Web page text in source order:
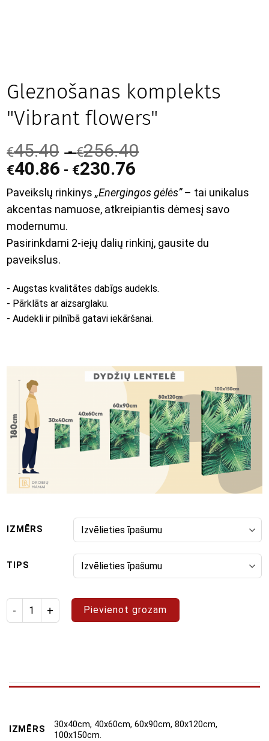
Gleznošanas komplekts
"Vibrant flowers"
€45.40 -€256.40
€40.86 - €230.76
Paveikslų rinkinys„Energingos gėlės”– tai unikalus
akcentas namuose, atkreipiantis dėmesį savo
modernumu.
Pasirinkdami 2-iejų dalių rinkinį, gausite du
paveikslus.
- Augstas kvalitātes dabīgs audekls.
- Pārklāts ar aizsarglaku.
- Audekli ir pilnībā gatavi iekāršanai.
IZMĒRS
TIPS
produkto kiekis: Paveikslų rinkinys "Energingos gėlės"
Pievienot grozam
IZMĒRS
30x40cm, 40x60cm, 60x90cm, 80x120cm,
100x150cm.